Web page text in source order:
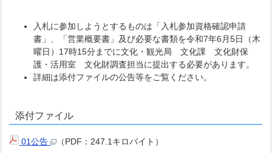
入札に参加しようとするものは「入札参加資格確認申請
書」、「営業概要書」及び必要な書類を令和7年6月5日（木
曜日）17時15分までに文化・観光局 文化課 文化財保
護・活用室 文化財調査担当に提出する必要があります。
詳細は添付ファイルの公告等をご覧ください。
添付ファイル
01公告 （PDF：247.1キロバイト）